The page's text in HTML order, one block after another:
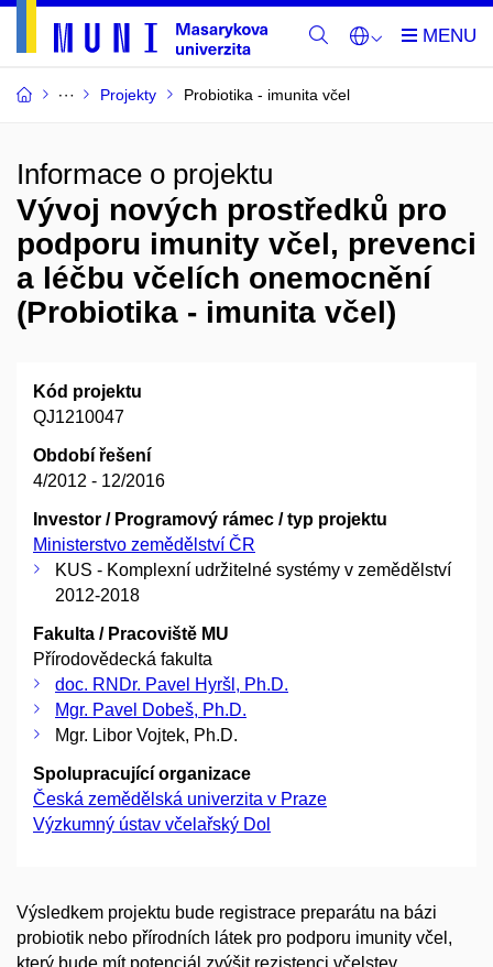
Projekty Probiotika - imunita včel
Informace o projektu
Vývoj nových prostředků pro
podporu imunity včel, prevenci
a léčbu včelích onemocnění
(Probiotika - imunita včel)
Kód projektu
QJ1210047
Období řešení
4/2012 - 12/2016
Investor / Programový rámec / typ projektu
Ministerstvo zemědělství ČR
KUS - Komplexní udržitelné systémy v zemědělství
2012-2018
Fakulta / Pracoviště MU
Přírodovědecká fakulta
doc. RNDr. Pavel Hyršl, Ph.D.
Mgr. Pavel Dobeš, Ph.D.
Mgr. Libor Vojtek, Ph.D.
Spolupracující organizace
Česká zemědělská univerzita v Praze
Výzkumný ústav včelařský Dol
Výsledkem projektu bude registrace preparátu na bázi
probiotik nebo přírodních látek pro podporu imunity včel,
který bude mít potenciál zvýšit rezistenci včelstev